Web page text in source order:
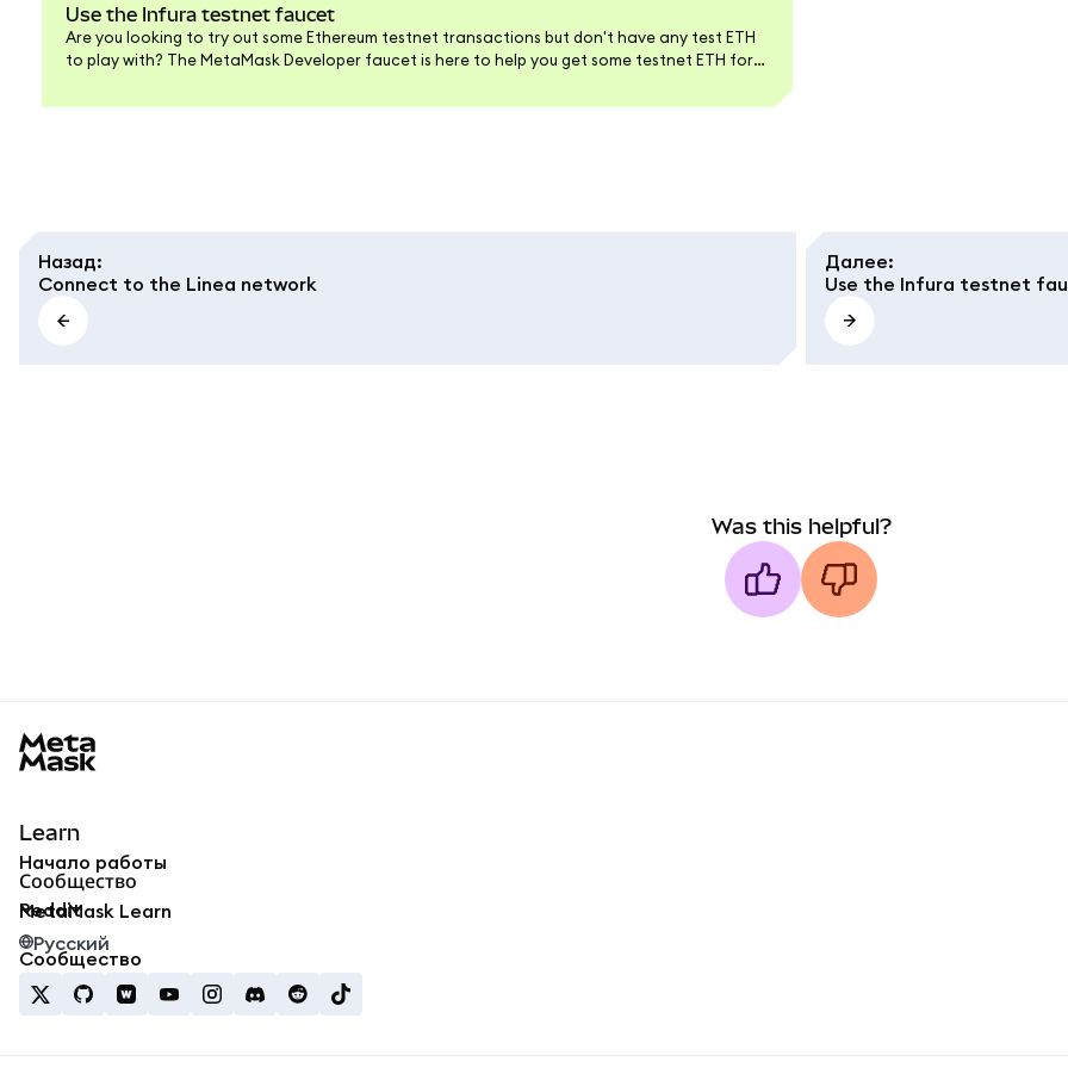
Use the Infura testnet faucet
Are you looking to try out some Ethereum testnet transactions but don't have any test ETH
to play with? The MetaMask Developer faucet is here to help you get some testnet ETH for
Назад:
Connect to the Linea network
Далее:
Use the Infura testnet
Was this helpful?
Learn
Начало работы
MetaMask Learn
Сообщество
Reddit
Сообщество
Русский